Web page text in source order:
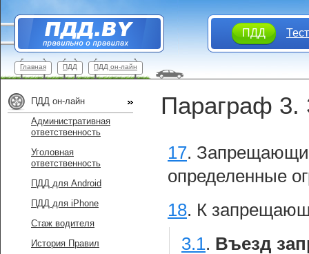
ПДД
Главная ПДД ПДД он-лайн
Параграф
17.
определенные
18. К
3.1. Въезд
ПДД он-лайн
Административная
ответственность
Уголовная
ответственность
ПДД для Android
ПДД для iPhone
Стаж водителя
История Правил